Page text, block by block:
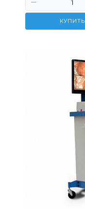
КУПИТЬ